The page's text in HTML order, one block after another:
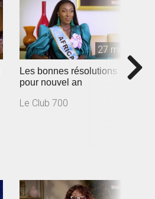
27 min
Les bonnes résolutions
pour nouvel an
Le Club 700